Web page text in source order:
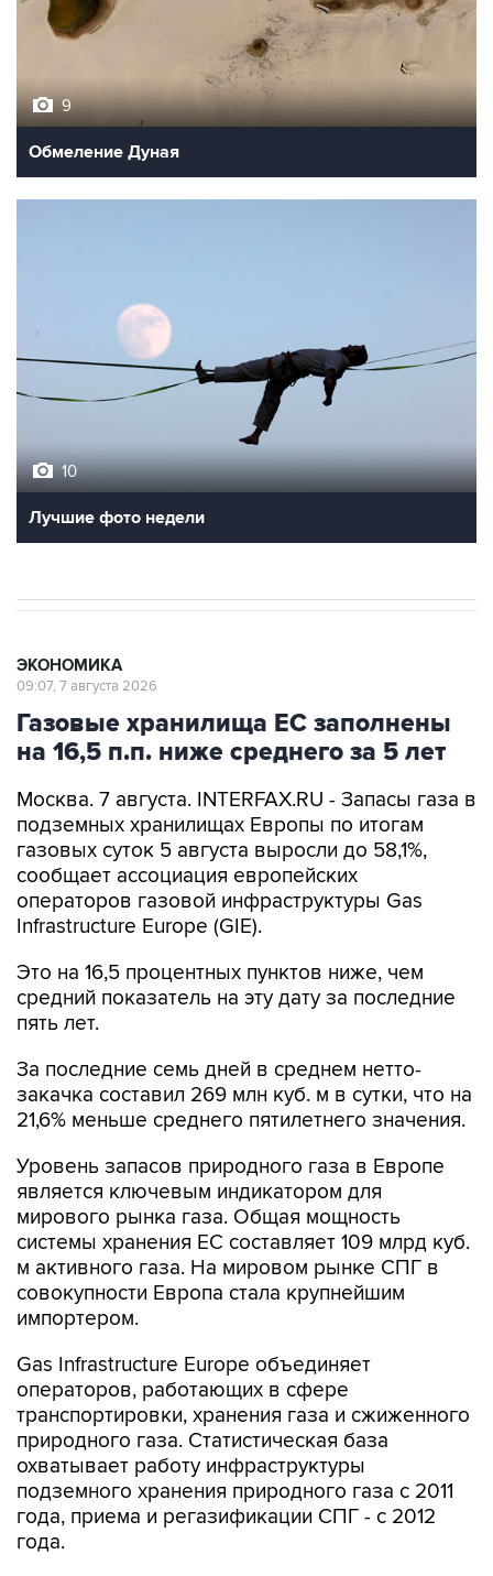
9
Обмеление Дуная
10
Лучшие фото недели
ЭКОНОМИКА
09:07, 7 августа 2026
Газовые хранилища ЕС заполнены
на 16,5 п.п. ниже среднего за 5 лет
Москва. 7 августа. INTERFAX.RU - Запасы газа в
подземных хранилищах Европы по итогам
газовых суток 5 августа выросли до 58,1%,
сообщает ассоциация европейских
операторов газовой инфраструктуры Gas
Infrastructure Europe (GIE).
Это на 16,5 процентных пунктов ниже, чем
средний показатель на эту дату за последние
пять лет.
За последние семь дней в среднем нетто-
закачка составил 269 млн куб. м в сутки, что на
21,6% меньше среднего пятилетнего значения.
Уровень запасов природного газа в Европе
является ключевым индикатором для
мирового рынка газа. Общая мощность
системы хранения ЕС составляет 109 млрд куб.
м активного газа. На мировом рынке СПГ в
совокупности Европа стала крупнейшим
импортером.
Gas Infrastructure Europe объединяет
операторов, работающих в сфере
транспортировки, хранения газа и сжиженного
природного газа. Статистическая база
охватывает работу инфраструктуры
подземного хранения природного газа с 2011
года, приема и регазификации СПГ - с 2012
года.